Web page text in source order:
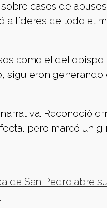
sobre casos de
a líderes de todo el
como el del
siguieron generando
Reconoció
pero marcó un
de San Pedro abre